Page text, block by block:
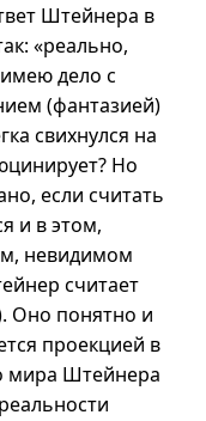
Штейнера в
«реально,
дело с
(фантазией)
свихнулся на
Но
если считать
и вэтом,
невидимом
считает
Оно понятно и
проекцией в
мира Штейнера